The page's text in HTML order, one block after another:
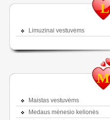
L
Limuzinai vestuvėms
M
Maistas vestuvėms
Medaus mėnesio kelionės